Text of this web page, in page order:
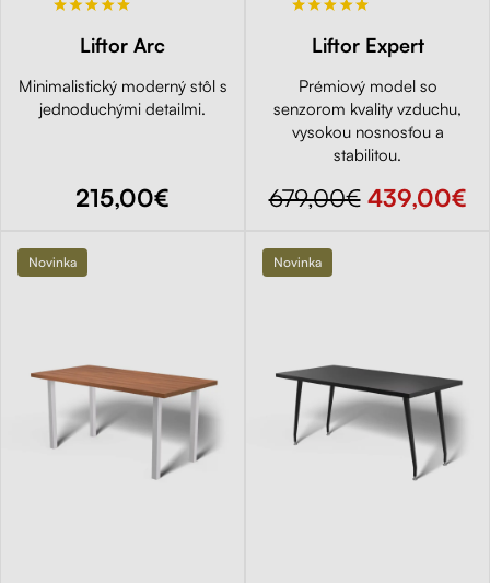
Liftor Arc
Minimalistický moderný stôl s
jednoduchými detailmi.
215,00€
Liftor Expert
Prémiový model so
senzorom kvality vzduchu,
vysokou nosnosťou a
stabilitou.
679,00€439,00€
Novinka Novinka